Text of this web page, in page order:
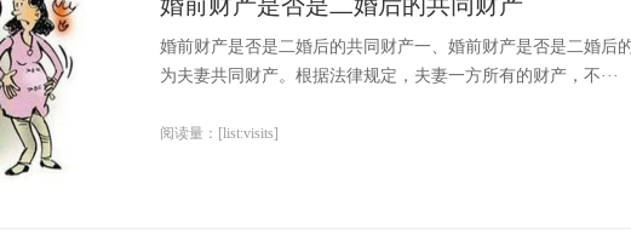
婚前财产是否是二婚后的共同财产一、婚前财产是否是二婚
为夫妻共同财产。根据法律规定，夫妻一方所有的财产，不···
阅读量：[list:visits]